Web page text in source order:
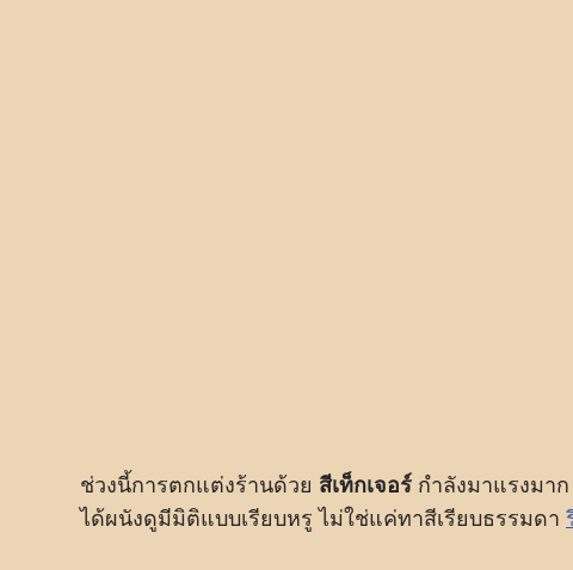
ช่วงนี้การตกแต่งร้านด้วย สีเท็กเจอร์ กำลังมาแรงมา
ได้ผนังดูมีมิติแบบเรียบหรู ไม่ใช่แค่ทาสีเรียบธรรมดา